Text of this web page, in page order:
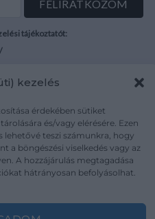
kezelés
érdekében sütiket
és/vagy elérésére. Ezen
lehetővé teszi számunkra, hogy
a böngészési viselkedés vagy az
A hozzájárulás megtagadása
hátrányosan befolyásolhat.
tájékoztatót:
Áraink
Adatvédelem
Impresszum